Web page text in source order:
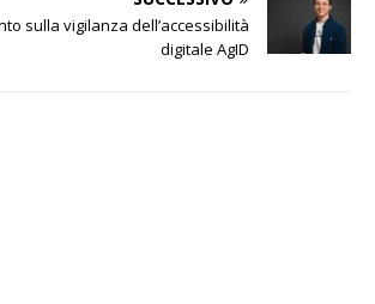
sulla vigilanza dell’accessibilità
digitale AgID